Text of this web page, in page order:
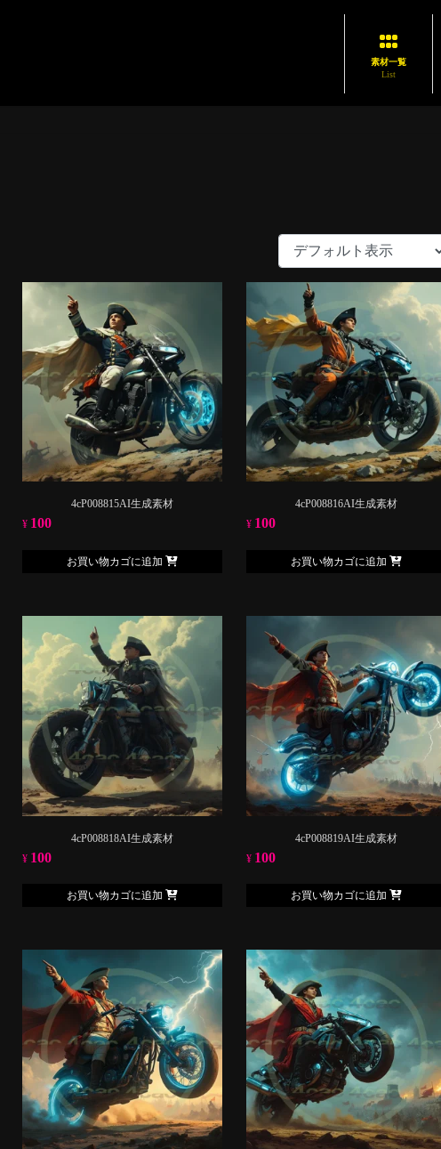
素材一覧
List
4cP008815AI生成素材
¥ 100
お買い物カゴに追加
4cP008816AI生成素材
¥ 100
お買い物カゴに追加
4cP008818AI生成素材
¥ 100
お買い物カゴに追加
4cP008819AI生成素材
¥ 100
お買い物カゴに追加